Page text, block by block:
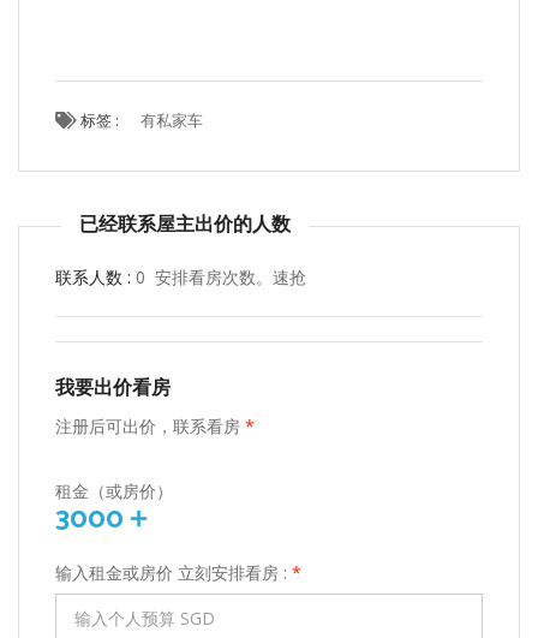
标签 : 有私家车
已经联系屋主出价的人数
联系人数 : 0 安排看房次数。速抢
我要出价看房
注册后可出价，联系看房 *
租金（或房价）
3000＋
输入租金或房价 立刻安排看房 : *